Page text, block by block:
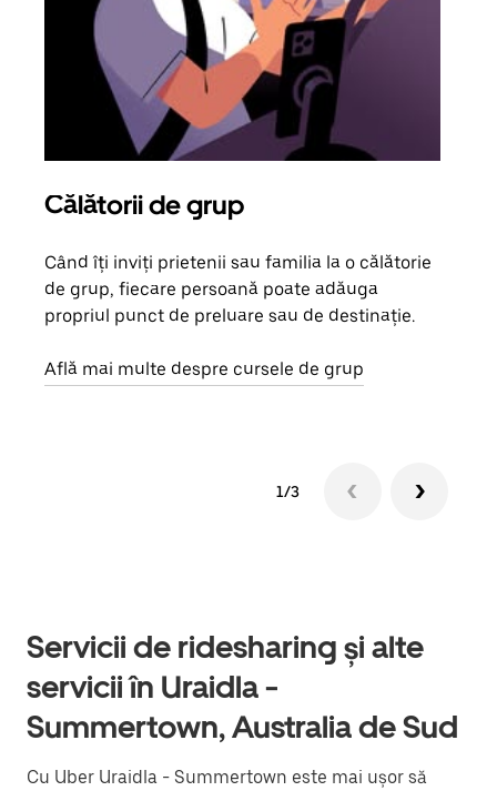
Călătorii de grup
Când îți inviți prietenii sau familia la o călătorie
de grup, fiecare persoană poate adăuga
propriul punct de preluare sau de destinație.
Află mai multe despre cursele de grup
1/3
Servicii de ridesharing și alte
servicii în Uraidla -
Summertown, Australia de Sud
Cu Uber Uraidla - Summertown este mai ușor să